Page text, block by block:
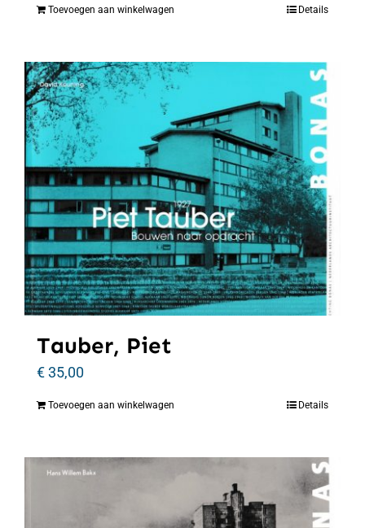
Toevoegen aan winkelwagen Details
Tauber, Piet
€35,00
Toevoegen aan winkelwagen Details